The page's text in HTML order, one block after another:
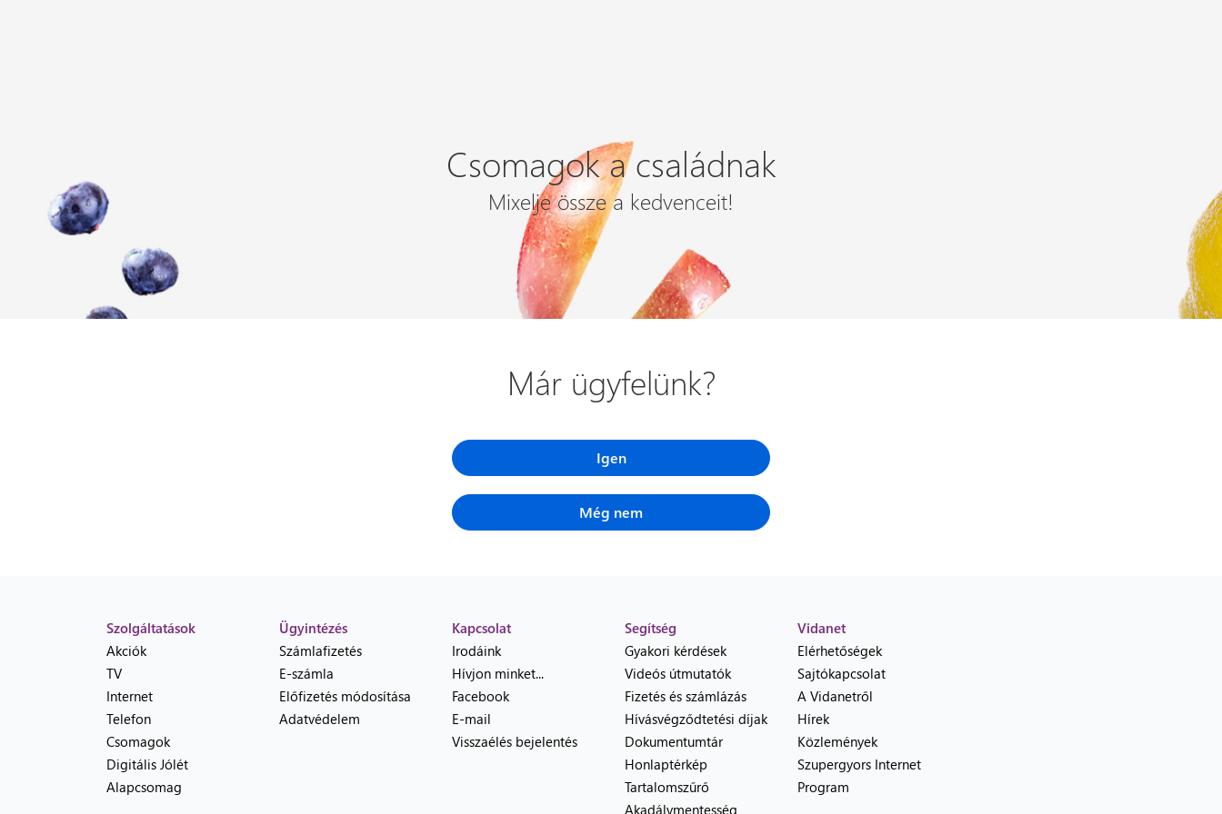
Csomagok a családnak
Mixelje össze a kedvenceit!
Már ügyfelünk?
Igen
Még nem
Szolgáltatások
Akciók
TV
Internet
Telefon
Csomagok
Digitális Jólét
Alapcsomag
Ügyintézés
Számlafizetés
E-számla
Előfizetés módosítása
Adatvédelem
Kapcsolat
Irodáink
Hívjon minket...
Facebook
E-mail
Visszaélés bejelentés
Segítség
Gyakori kérdések
Videós útmutatók
Fizetés és számlázás
Hívásvégződtetési díjak
Dokumentumtár
Honlaptérkép
Tartalomszűrő
Akadálymentesség
Vidanet
Elérhetőségek
Sajtókapcsolat
A Vidanetről
Hírek
Közlemények
Szupergyors Internet
Program